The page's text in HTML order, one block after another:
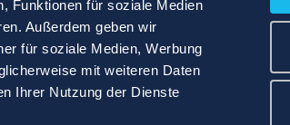
Funktionen für soziale Medien
Außerdem geben wir
für soziale Medien, Werbung
mit weiteren Daten
Ihrer Nutzung der Dienste